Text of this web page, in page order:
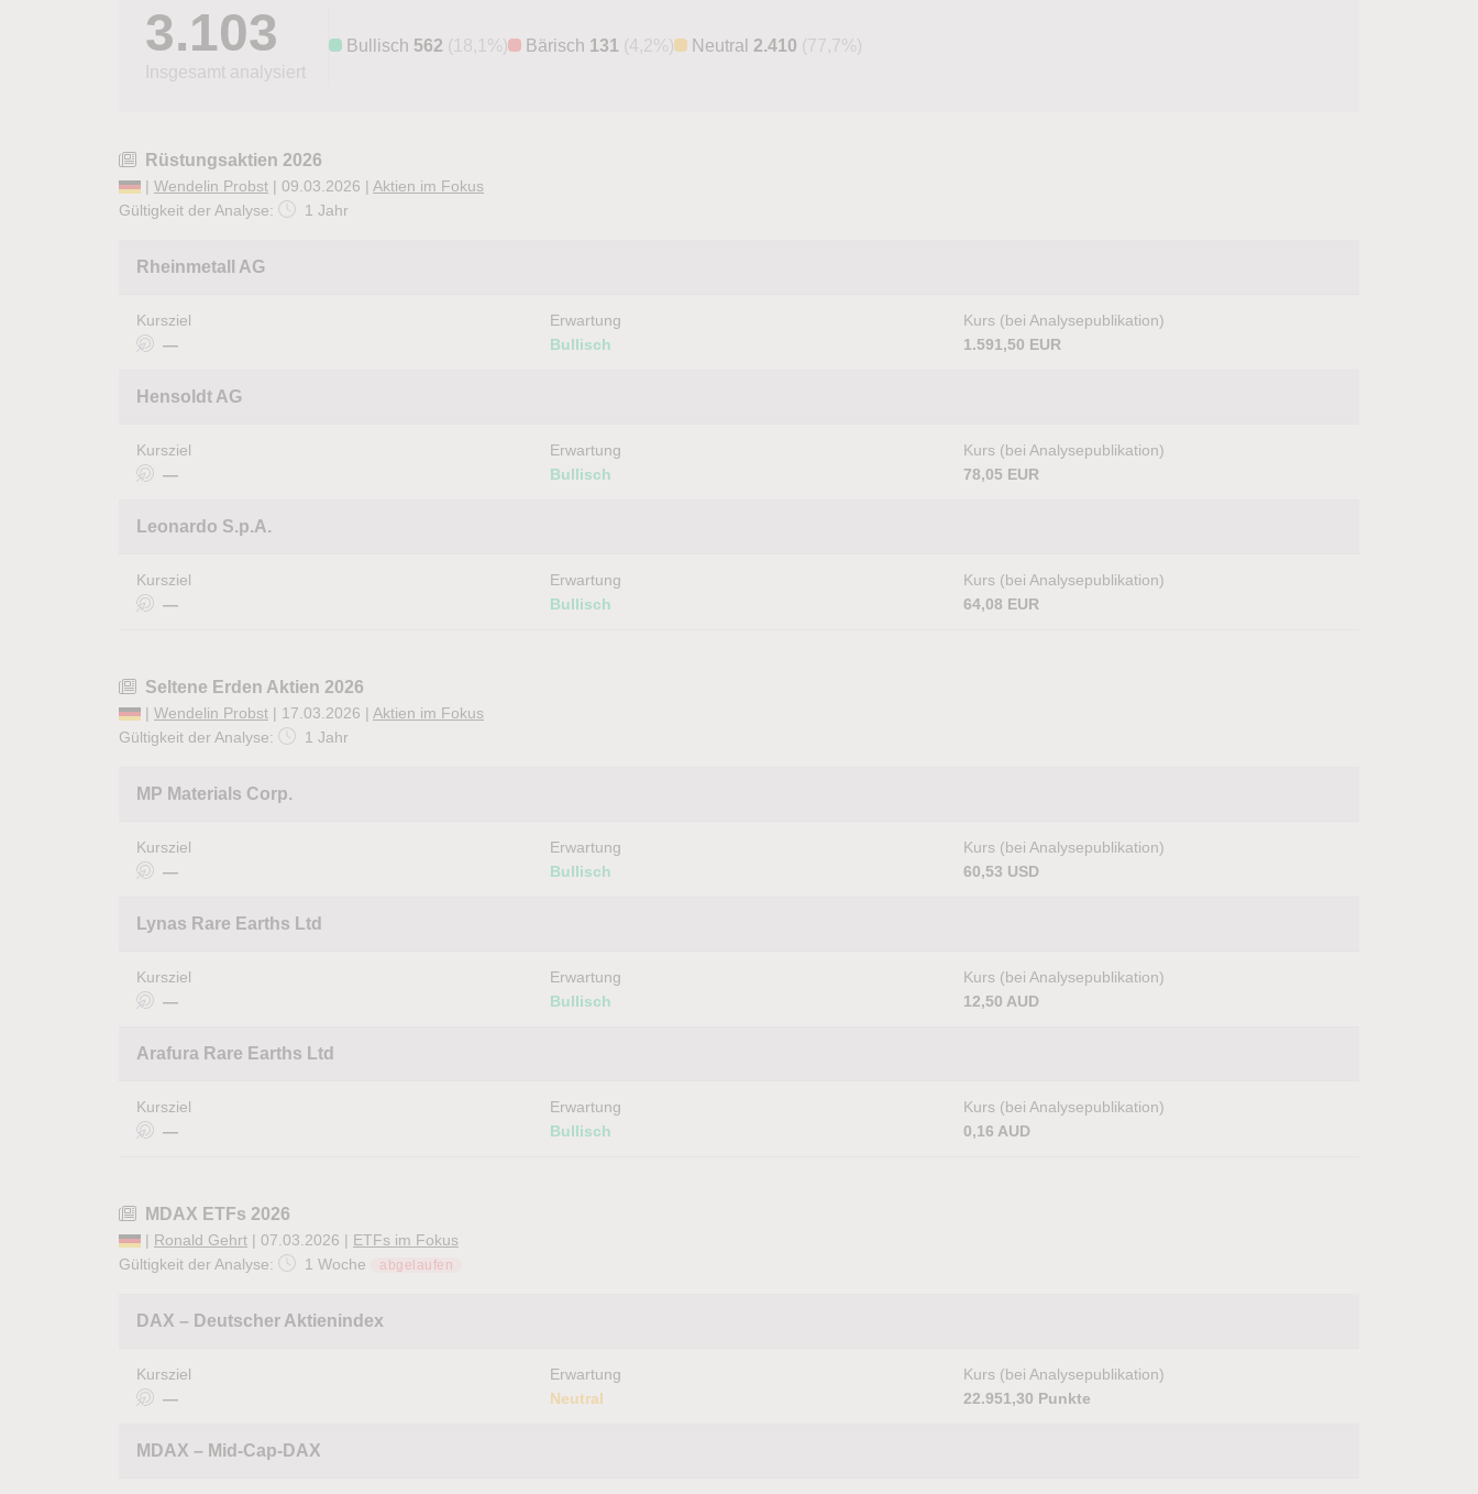
3.103
Insgesamt analysiert
Bullisch 562 (18,1%) Bärisch 131 (4,2%) Neutral 2.410 (77,7%)
Rüstungsaktien 2026
| Wendelin Probst | 09.03.2026 | Aktien im Fokus
Gültigkeit der Analyse:
1 Jahr
Rheinmetall AG
Kursziel
—
Erwartung
Bullisch
Kurs (bei Analysepublikation)
1.591,50 EUR
Hensoldt AG
Kursziel
—
Erwartung
Bullisch
Kurs (bei Analysepublikation)
78,05 EUR
Leonardo S.p.A.
Kursziel
—
Erwartung
Bullisch
Kurs (bei Analysepublikation)
64,08 EUR
Seltene Erden Aktien 2026
| Wendelin Probst | 17.03.2026 | Aktien im Fokus
Gültigkeit der Analyse:
1 Jahr
MP Materials Corp.
Kursziel
—
Erwartung
Bullisch
Kurs (bei Analysepublikation)
60,53 USD
Lynas Rare Earths Ltd
Kursziel
—
Erwartung
Bullisch
Kurs (bei Analysepublikation)
12,50 AUD
Arafura Rare Earths Ltd
Kursziel
—
Erwartung
Bullisch
Kurs (bei Analysepublikation)
0,16 AUD
MDAX ETFs 2026
| Ronald Gehrt | 07.03.2026 | ETFs im Fokus
Gültigkeit der Analyse:
1 Woche abgelaufen
DAX – Deutscher Aktienindex
Kursziel
—
Erwartung
Neutral
Kurs (bei Analysepublikation)
22.951,30 Punkte
MDAX – Mid-Cap-DAX